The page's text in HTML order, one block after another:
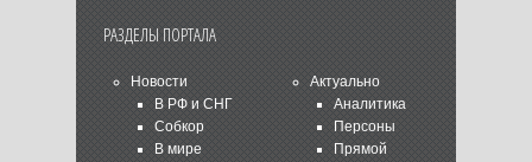
РАЗДЕЛЫ ПОРТАЛА
Новости
В РФ и СНГ
Собкор
В мире
Актуально
Аналитика
Персоны
Прямой